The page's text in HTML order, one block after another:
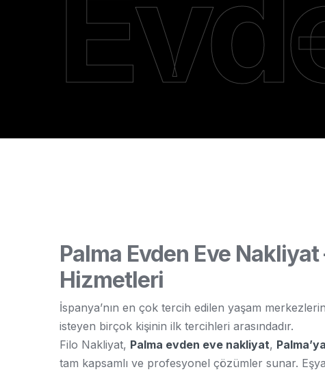
Palma Evden Eve Nakliyat
Hizmetleri
İspanya’nın en çok tercih edilen yaşam
isteyen birçok kişinin ilk tercihleri arasındadır.
Filo Nakliyat, Palma evden eve nakliyat,
tam kapsamlı ve profesyonel çözümler sunar.